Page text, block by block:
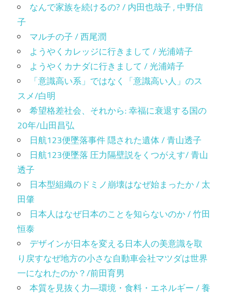
なんで家族を続けるの? / 内田也哉子 , 中野信
子
マルチの子 / 西尾潤
ようやくカレッジに行きまして / 光浦靖子
ようやくカナダに行きまして / 光浦靖子
「意識高い系」ではなく「意識高い人」のス
スメ/白明
希望格差社会、それから: 幸福に衰退する国の
20年/山田昌弘
日航123便墜落事件 隠された遺体 / 青山透子
日航123便墜落 圧力隔壁説をくつがえす/ 青山
透子
日本型組織のドミノ崩壊はなぜ始まったか / 太
田肇
日本人はなぜ日本のことを知らないのか / 竹田
恒泰
デザインが日本を変える日本人の美意識を取
り戻すなぜ地方の小さな自動車会社マツダは世界
一になれたのか？/前田育男
本質を見抜く力―環境・食料・エネルギー / 養